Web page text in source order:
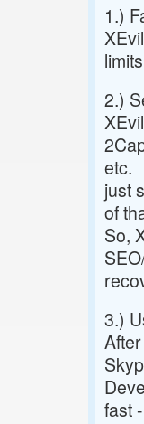
1.)
2.)
etc.
just
of
So,
3.)
fast